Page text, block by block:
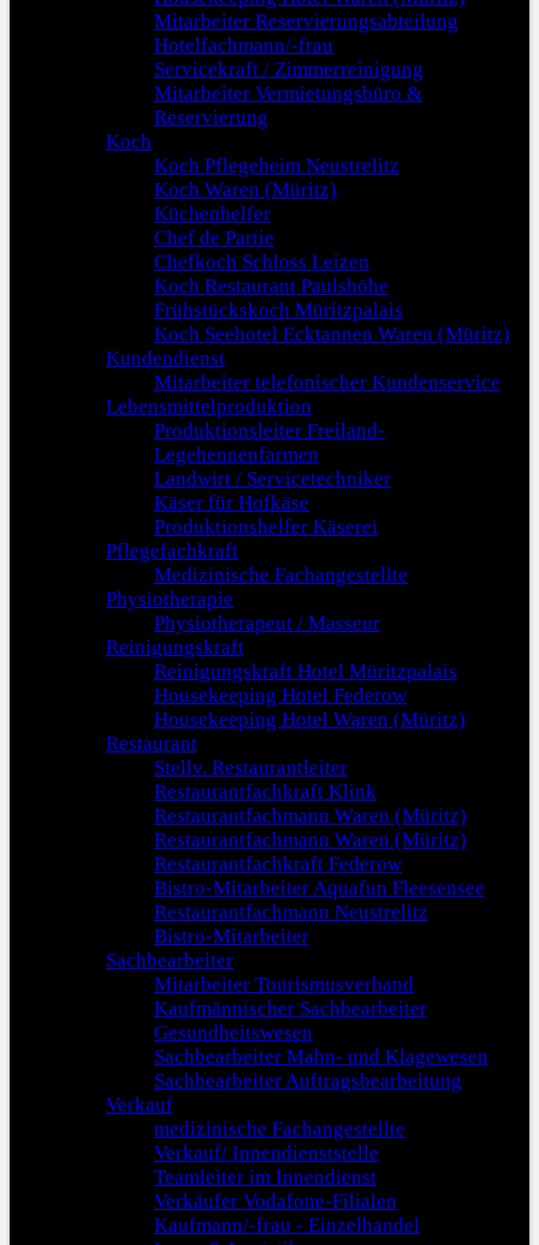
Mitarbeiter Reservierungsabteilung
Hotelfachmann/-frau
Servicekraft / Zimmerreinigung
Mitarbeiter Vermietungsbüro &
Reservierung
Koch
Koch Pflegeheim Neustrelitz
Koch Waren (Müritz)
Küchenhelfer
Chef de Partie
Chefkoch Schloss Leizen
Koch Restaurant Paulshöhe
Frühstückskoch Müritzpalais
Koch Seehotel Ecktannen Waren (Müritz)
Kundendienst
Mitarbeiter telefonischer Kundenservice
Lebensmittelproduktion
Produktionsleiter Freiland-
Legehennenfarmen
Landwirt / Servicetechniker
Käser für Hofkäse
Produktionshelfer Käserei
Pflegefachkraft
Medizinische Fachangestellte
Physiotherapie
Physiotherapeut / Masseur
Reinigungskraft
Reinigungskraft Hotel Müritzpalais
Housekeeping Hotel Federow
Housekeeping Hotel Waren (Müritz)
Restaurant
Stellv. Restaurantleiter
Restaurantfachkraft Klink
Restaurantfachmann Waren (Müritz)
Restaurantfachmann Waren (Müritz)
Restaurantfachkraft Federow
Bistro-Mitarbeiter Aquafun Fleesensee
Restaurantfachmann Neustrelitz
Bistro-Mitarbeiter
Sachbearbeiter
Mitarbeiter Tourismusverband
Kaufmännischer Sachbearbeiter
Gesundheitswesen
Sachbearbeiter Mahn- und Klagewesen
Sachbearbeiter Auftragsbearbeitung
Verkauf
medizinische Fachangestellte
Verkauf/ Innendienststelle
Teamleiter im Innendienst
Verkäufer Vodafone-Filialen
Kaufmann/-frau - Einzelhandel